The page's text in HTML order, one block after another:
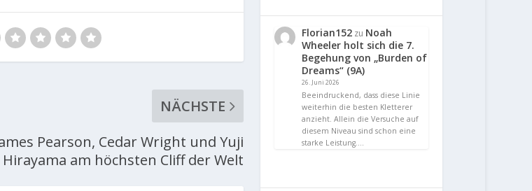
NÄCHSTE
Pearson, Cedar Wright und Yuji
Hirayama am höchsten Cliff der Welt
Florian152 zu Noah
Wheeler holt sich die 7.
Begehung von „Burden of
Dreams“ (9A)
26. Juni 2026
Beeindruckend, dass diese Linie
weiterhin die besten Kletterer
anzieht. Allein die Versuche auf
diesem Niveau sind schon eine
starke Leistung.…